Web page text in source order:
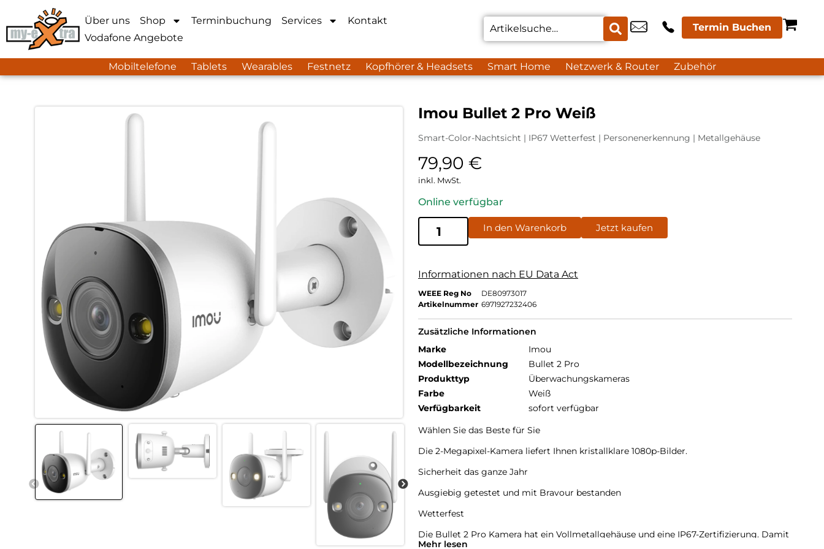
Über uns Shop Terminbuchung Services
Kontakt
Vodafone Angebote
Termin Buchen
Mobiltelefone Tablets Wearables Festnetz Kopfhörer & Headsets Smart Home Netzwerk & Router Zubehör
Imou Bullet 2 Pro Weiß
Smart-Color-Nachtsicht | IP67 Wetterfest | Personenerkennung | Metallgehäuse
79,90 €
inkl. MwSt.
Online verfügbar
In den Warenkorb Jetzt kaufen
Informationen nach EU Data Act
WEEE Reg No
DE80973017
Artikelnummer 6971927232406
Zusätzliche Informationen
Marke
Imou
Modellbezeichnung
Bullet 2 Pro
Produkttyp
Überwachungskameras
Farbe
Weiß
Verfügbarkeit
sofort verfügbar
Wählen Sie das Beste für Sie
Die 2-Megapixel-Kamera liefert Ihnen kristallklare 1080p-Bilder.
Sicherheit das ganze Jahr
Ausgiebig getestet und mit Bravour bestanden
Wetterfest
Die Bullet 2 Pro Kamera hat ein Vollmetallgehäuse und eine IP67-Zertifizierung. Damit
ist diese Außenkamera für jede Wetterlage geeignet. Von stürmisch und regnerisch bis
Mehr lesen